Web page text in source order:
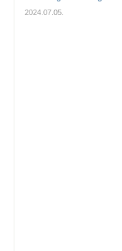
2024.07.05.